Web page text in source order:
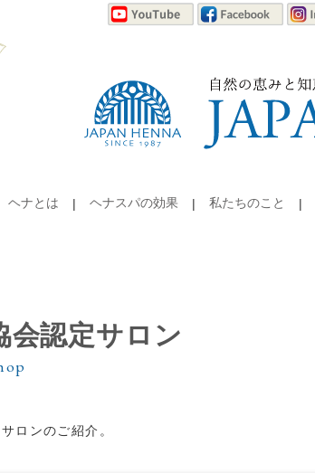
ヘナとは ヘナスパの効果 私たちのこと
会認定サロン
ロンのご紹介。